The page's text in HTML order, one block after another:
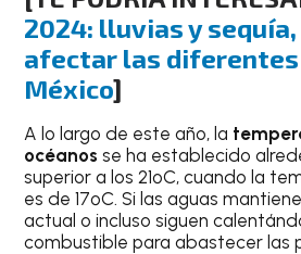
2024: lluvias y
afectar las diferentes
México]
A lo largo de este año, la
océanos se ha establecido
superior a los 21ºC, cuando la
es de 17ºC. Si las aguas
actual o incluso siguen
combustible para abastecer las